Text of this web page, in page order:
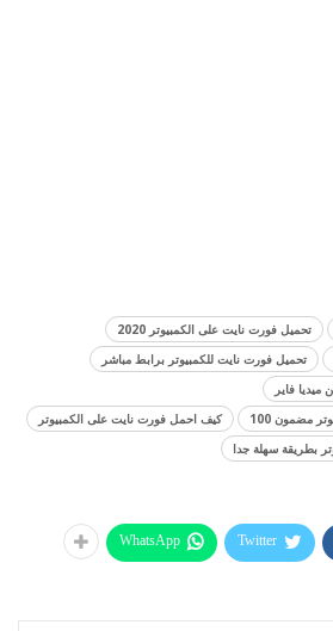
تحميل فورت نايت على الكمبيوتر 2020
تحميل فورت نايت للكمبيوتر برابط مباشر
فاير
مضمون 100
كيف احمل فورت نايت على الكمبيوتر
بطريقة سهلة جدا
Twitter
WhatsApp